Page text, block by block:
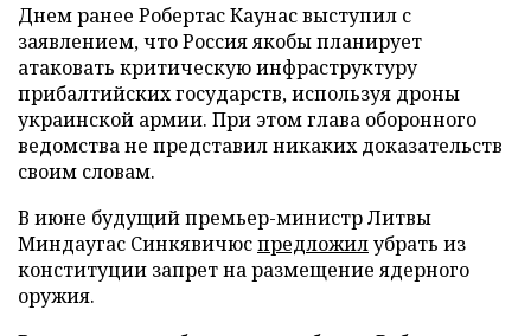
Днем ранее Робертас Каунас выступил с
заявлением, что Россия якобы планирует
атаковать критическую инфраструктуру
прибалтийских государств, используя дроны
украинской армии. При этом глава оборонного
ведомства не представил никаких доказательств
своим словам.
В июне будущий премьер-министр Литвы
Миндаугас Синкявичюспредложилубрать из
конституции запрет на размещение ядерного
оружия.